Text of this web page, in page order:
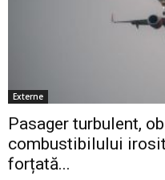
Externe
Pasager turbulent,
combustibilului
forțată...